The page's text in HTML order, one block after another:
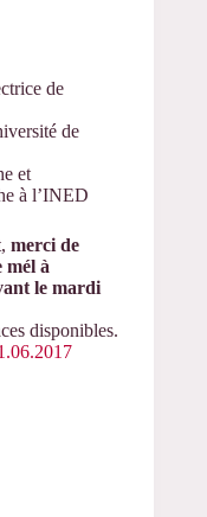
de
de
et
à l’INED
merci de
mél à
le mardi
disponibles.